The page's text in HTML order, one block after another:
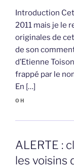
Introduction
2011 mais je le
originales de
de son
d’Etienne
frappé par le
En […]
OH
ALERTE :
les voisins